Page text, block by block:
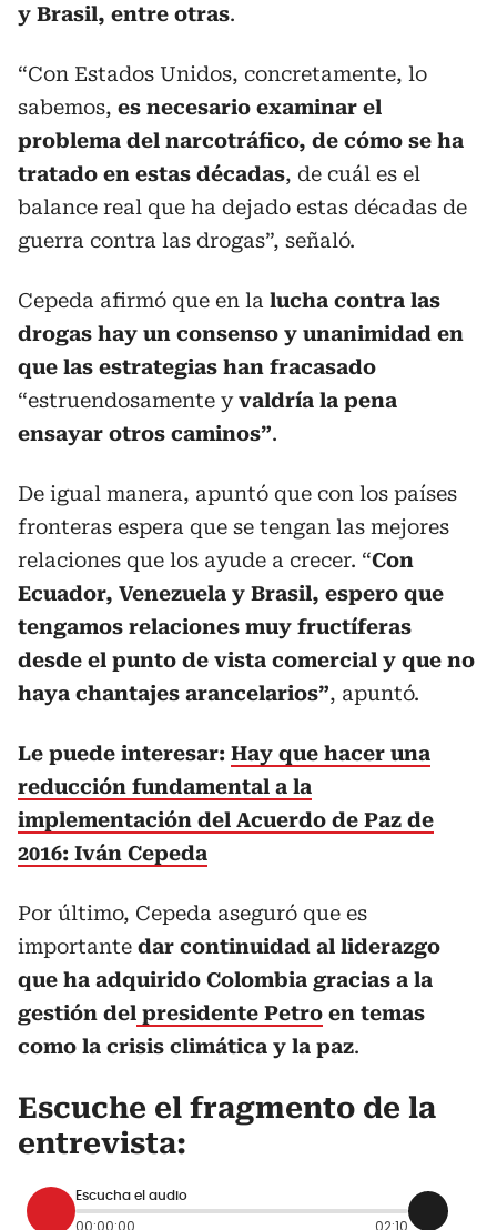
y Brasil, entre otras.
“Con Estados Unidos, concretamente, lo
sabemos, es necesario examinar el
problema del narcotráfico, de cómo se ha
tratado en estas décadas, de cuál es el
balance real que ha dejado estas décadas de
guerra contra las drogas”, señaló.
Cepeda afirmó que en la lucha contra las
drogas hay un consenso y unanimidad en
que las estrategias han fracasado
“estruendosamente yvaldría la pena
ensayar otros caminos”.
De igual manera, apuntó que con los países
fronteras espera que se tengan las mejores
relaciones que los ayude a crecer. “Con
Ecuador, Venezuela y Brasil, espero que
tengamos relaciones muy fructíferas
desde el punto de vista comercial y que no
haya chantajes arancelarios”, apuntó.
Le puede interesar: Hay que hacer una
reducción fundamental a la
implementación del Acuerdo de Paz de
2016: Iván Cepeda
Por último, Cepeda aseguró que es
importante dar continuidad al liderazgo
que ha adquirido Colombia gracias a la
gestión del presidente Petro en temas
como la crisis climática y la paz.
Escuche el fragmento de la
entrevista:
Escucha el audio
00:00:00 02:10